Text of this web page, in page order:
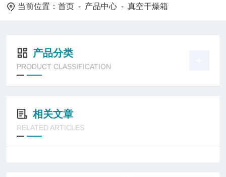
当前位置：首页 - 产品中心 - 真空干燥箱
产品分类
PRODUCT CLASSIFICATION
相关文章
RELATED ARTICLES